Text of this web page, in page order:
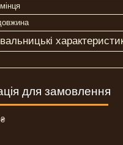
для замовлення